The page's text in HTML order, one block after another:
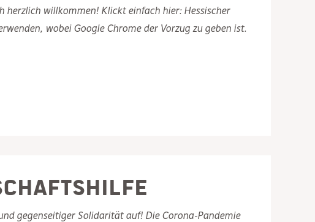
herzlich willkommen! Klickt einfach hier: Hessischer
wobei Google Chrome der Vorzug zu geben ist.
gegenseitiger Solidarität auf! Die Corona-Pandemie